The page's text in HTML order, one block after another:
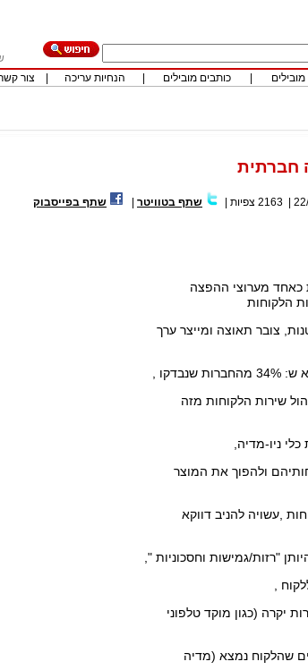
כותבים מובילים הנחיות עריכה צור
חברתית
2163 צפיות שתף בטוויטר שתף בפייסבוק
כאחד מערוצי ההפצה
הלקוחות
צובר תאוצה ומייצר ערך
שירות הלקוחות מזה
ניו-מדיה,
ולהפוך את המוצר
,עשויה להניב דווקא
,
יקרה (כגון מוקד טלפוני
שהלקוח נמצא (מדיה